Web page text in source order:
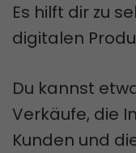
Es hilft dir zu
digitalen
Du kannst
Verkäufe, die
Kunden und